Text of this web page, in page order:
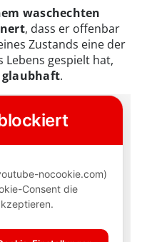
waschechten
, dass er offenbar
Zustands eine der
Lebens gespielt hat,
.